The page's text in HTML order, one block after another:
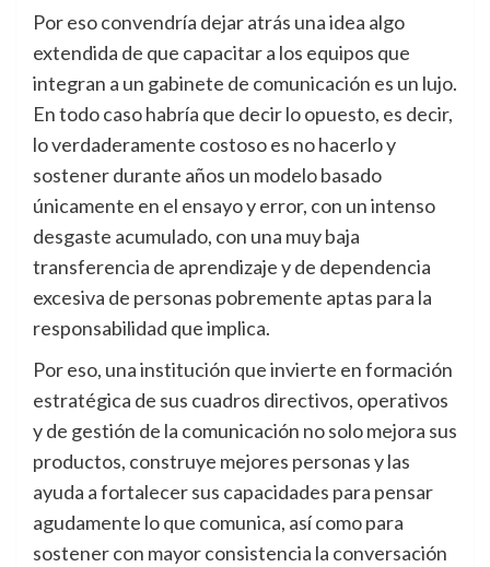
Por eso convendría dejar atrás una idea algo
extendida de que capacitar a los equipos que
integran a un gabinete de comunicación es un lujo.
En todo caso habría que decir lo opuesto, es decir,
lo verdaderamente costoso es no hacerlo y
sostener durante años un modelo basado
únicamente en el ensayo y error, con un intenso
desgaste acumulado, con una muy baja
transferencia de aprendizaje y de dependencia
excesiva de personas pobremente aptas para la
responsabilidad que implica.
Por eso, una institución que invierte en formación
estratégica de sus cuadros directivos, operativos
y de gestión de la comunicación no solo mejora sus
productos, construye mejores personas y las
ayuda a fortalecer sus capacidades para pensar
agudamente lo que comunica, así como para
sostener con mayor consistencia la conversación